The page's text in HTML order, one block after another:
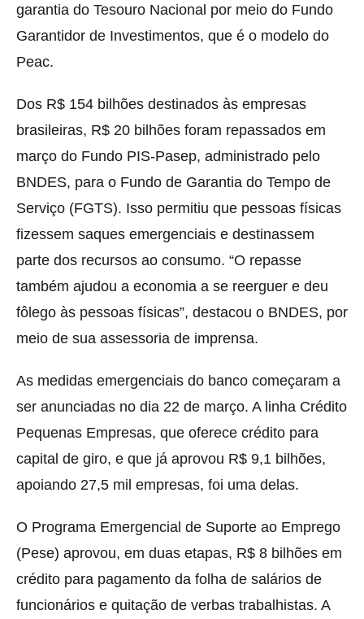
garantia do Tesouro Nacional por meio do Fundo
Garantidor de Investimentos, que é o modelo do
Peac.
Dos R$ 154 bilhões destinados às empresas
brasileiras, R$ 20 bilhões foram repassados em
março do Fundo PIS-Pasep, administrado pelo
BNDES, para o Fundo de Garantia do Tempo de
Serviço (FGTS). Isso permitiu que pessoas físicas
fizessem saques emergenciais e destinassem
parte dos recursos ao consumo. “O repasse
também ajudou a economia a se reerguer e deu
fôlego às pessoas físicas”, destacou o BNDES, por
meio de sua assessoria de imprensa.
As medidas emergenciais do banco começaram a
ser anunciadas no dia 22 de março. A linha Crédito
Pequenas Empresas, que oferece crédito para
capital de giro, e que já aprovou R$ 9,1 bilhões,
apoiando 27,5 mil empresas, foi uma delas.
O Programa Emergencial de Suporte ao Emprego
(Pese) aprovou, em duas etapas, R$ 8 bilhões em
crédito para pagamento da folha de salários de
funcionários e quitação de verbas trabalhistas. A